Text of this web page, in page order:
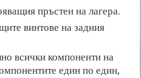
пръстен на лагера.
винтове на задния
всички компоненти на
един по един,